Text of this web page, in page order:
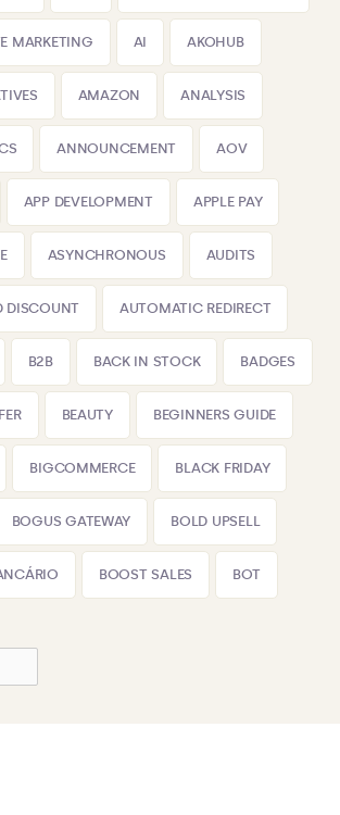
MARKETING AI AKOHUB
AMAZON ANALYSIS
ANNOUNCEMENT AOV
APP DEVELOPMENT APPLE PAY
ASYNCHRONOUS AUDITS
DISCOUNT AUTOMATIC REDIRECT
B2B BACK IN STOCK BADGES
BEAUTY BEGINNERS GUIDE
BIGCOMMERCE BLACK FRIDAY
BOGUS GATEWAY BOLD UPSELL
BOOST SALES BOT